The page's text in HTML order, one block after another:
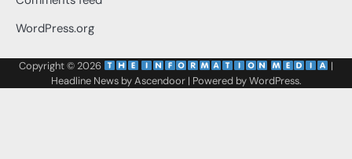
WordPress.org
Copyright © 2026
|
Headline News byAscendoor| Powered byWordPress.